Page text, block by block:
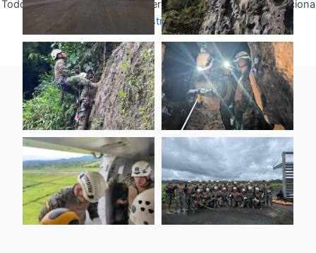
Todos los derechos © 2026 Fuerza Aérea Ecuatoriana | Funciona
Tema Astra para WordPress